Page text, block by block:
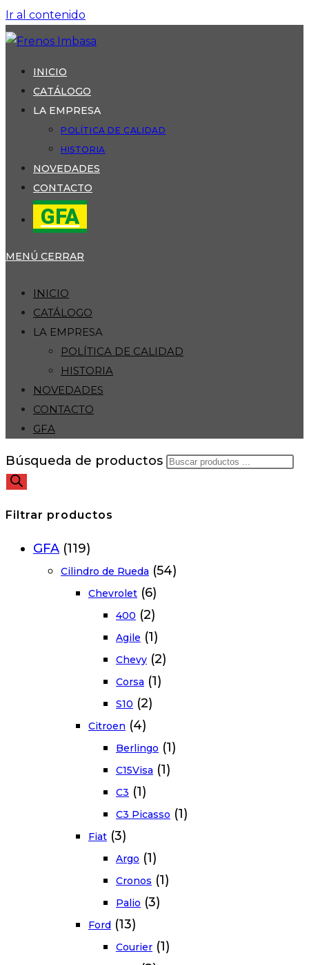
Ir al contenido
INICIO
CATÁLOGO
LA EMPRESA
POLÍTICA DE CALIDAD
HISTORIA
NOVEDADES
CONTACTO
GFA
MENÚ CERRAR
INICIO
CATÁLOGO
LA EMPRESA
POLÍTICA DE CALIDAD
HISTORIA
NOVEDADES
CONTACTO
GFA
Búsqueda de productos
Filtrar productos
GFA (119)
Cilindro de Rueda (54)
Chevrolet (6)
400 (2)
Agile (1)
Chevy (2)
Corsa (1)
S10 (2)
Citroen (4)
Berlingo (1)
C15Visa (1)
C3 (1)
C3 Picasso (1)
Fiat (3)
Argo (1)
Cronos (1)
Palio (3)
Ford (13)
Courier (1)